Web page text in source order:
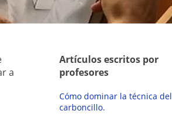
a
Artículos escritos por
profesores
Cómo dominar la técnica del
carboncillo.